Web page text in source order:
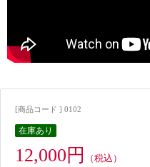
[商品コード ] 0102
在庫あり
12,000円 （税込）